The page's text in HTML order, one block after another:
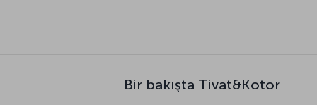
Bir bakışta Tivat&Kotor